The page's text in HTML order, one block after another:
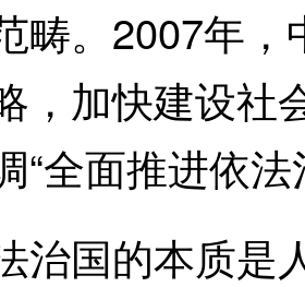
畴。2007年
，加快建设社
“全面推进依法
国的本质是